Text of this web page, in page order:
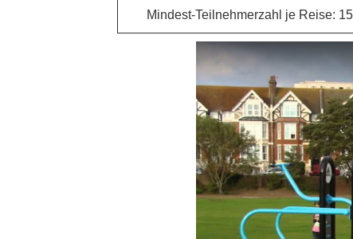
Mindest-Teilnehmerzahl je Reise: